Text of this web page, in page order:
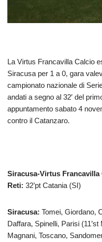
La Virtus Francavilla Calcio
Siracusa per 1 a 0, gara
campionato nazionale di
andati a segno al 32′ del
appuntamento sabato 4
contro il Catanzaro.
Siracusa-Virtus Francavilla
Reti: 32’pt Catania (SI)
Siracusa: Tomei, Giordano,
Daffara, Spinelli, Parisi
Magnani, Toscano,